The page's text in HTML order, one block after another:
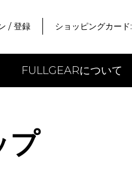
/ 登録 ショッピングカード:
FULLGEARについて
プ